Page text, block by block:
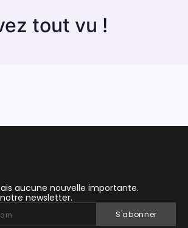
tout vu !
aucune nouvelle importante.
newsletter.
S'abonner